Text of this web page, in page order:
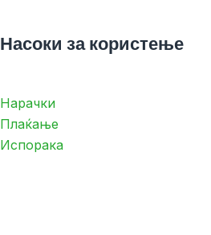
Насоки за користење
Нарачки
Плаќање
Испорака